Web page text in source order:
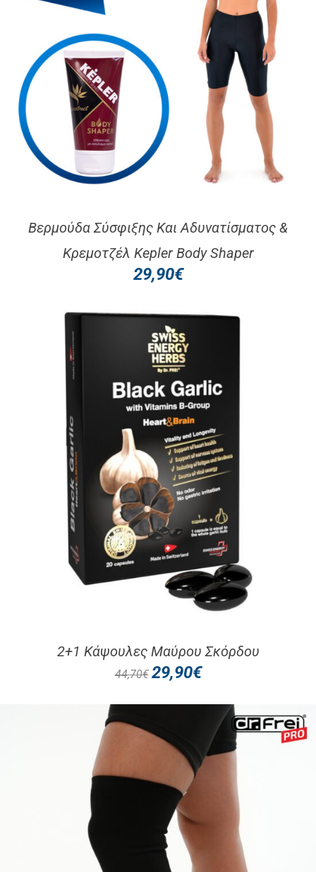
Βερμούδα Σύσφιξης Και Αδυνατίσματος &
Κρεμοτζέλ Kepler Body Shaper
29,90€
2+1 Κάψουλες Μαύρου Σκόρδου
44,70€ 29,90€